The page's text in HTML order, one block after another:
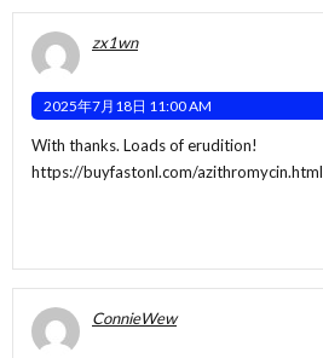
zx1wn
2025年7月18日 11:00 AM
With thanks. Loads of erudition!
https://buyfastonl.com/azithromycin.html
ConnieWew